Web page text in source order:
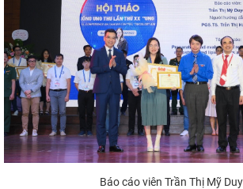
Báo cáo viên Trần Thị Mỹ